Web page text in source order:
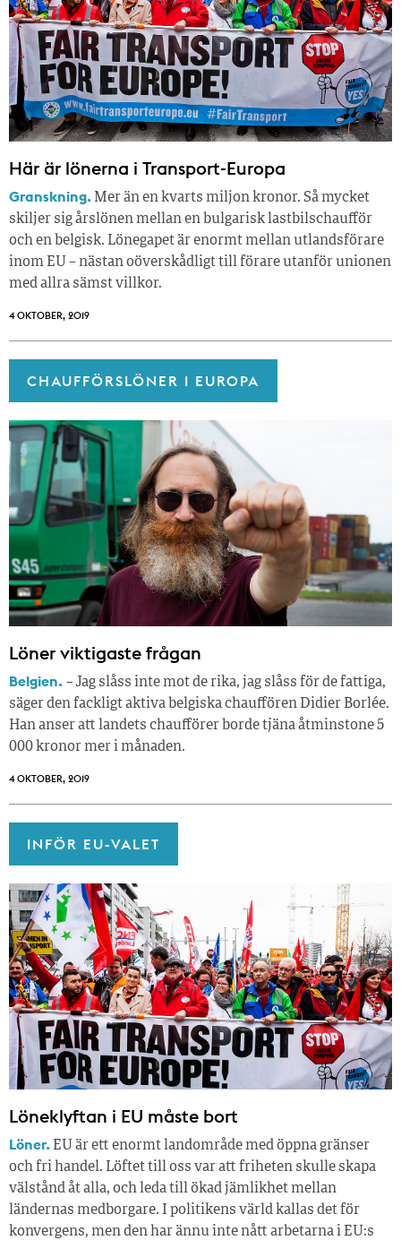
Här är lönerna i Transport-Europa
Granskning. Mer än en kvarts miljon kronor. Så mycket
skiljer sig årslönen mellan en bulgarisk lastbilschaufför
och en belgisk. Lönegapet är enormt mellan utlandsförare
inom EU – nästan oöverskådligt till förare utanför unionen
med allra sämst villkor.
4 OKTOBER, 2019
CHAUFFÖRSLÖNER I EUROPA
Löner viktigaste frågan
Belgien. − Jag slåss inte mot de rika, jag slåss för de fattiga,
säger den fackligt aktiva belgiska chauffören Didier Borlée.
Han anser att landets chaufförer borde tjäna åtminstone 5
000 kronor mer i månaden.
4 OKTOBER, 2019
INFÖR EU-VALET
Löneklyftan i EU måste bort
Löner. EU är ett enormt landområde med öppna gränser
och fri handel. Löftet till oss var att friheten skulle skapa
välstånd åt alla, och leda till ökad jämlikhet mellan
ländernas medborgare. I politikens värld kallas det för
konvergens, men den har ännu inte nått arbetarna i EU:s